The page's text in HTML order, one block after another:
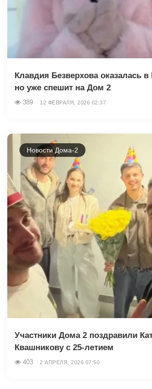
Клавдия Безверхова оказалась в
но уже спешит на Дом 2
389 12 ФЕВРАЛЯ, 2026 02:37
Новости Дома-2
Участники Дома 2 поздравили
Квашникову с 25-летием
403 2 АПРЕЛЯ, 2026 07:50